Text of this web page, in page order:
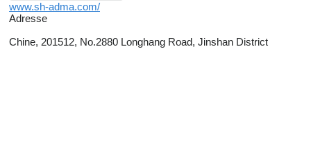
www.sh-adma.com/
Adresse
Chine, 201512, No.2880 Longhang Road, Jinshan District